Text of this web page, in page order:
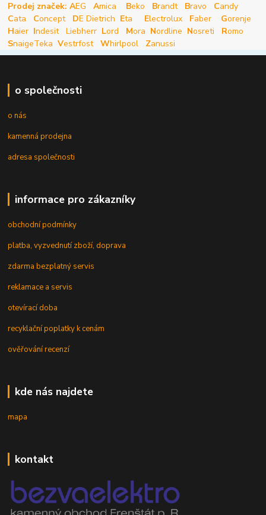
Prodej značek: AEG Amica Beko Brandt Bravo Candy
Cata Concept DE Dietrich Eta Electrolux Faber Gorenje
Haier Indesit Liebherr Lord Mora Nordline Nosreti Romo
SnaigeTeka Vestrfost Whirlpool Zanussi
o společnosti
o nás
kamenná prodejna
adresa společnosti
informace pro zákazníky
obchodní podmínky
platba, vyzvednutí zboží, doprava
zdarma bezplatný servis
reklamace a servis
otevírací doba
recyklační poplatky k cenám
ověřování recenzí
kde nás najdete
mapa
kontakt